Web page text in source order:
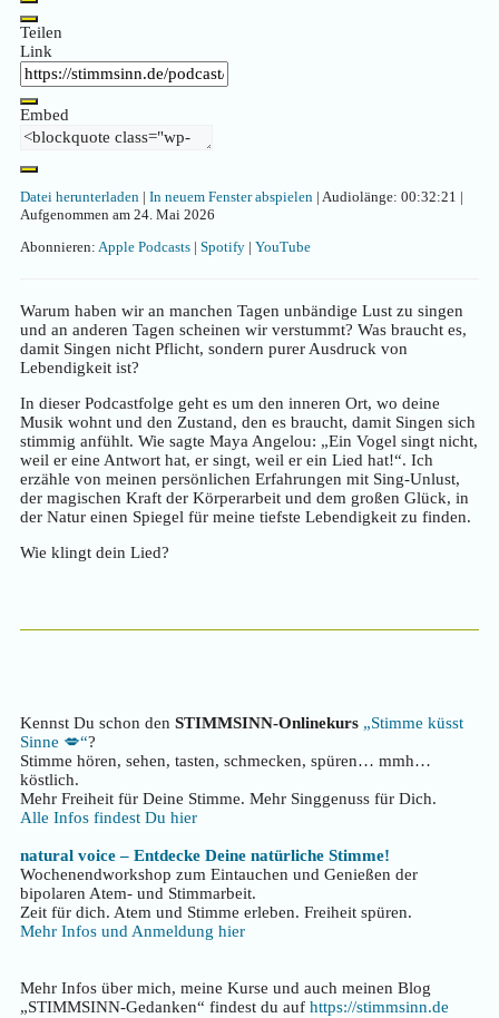
Teilen
Link
Embed
Datei herunterladen | In neuem Fenster abspielen | Audiolänge: 00:32:21 |
Aufgenommen am 24. Mai 2026
Abonnieren: Apple Podcasts | Spotify | YouTube
Warum haben wir an manchen Tagen unbändige Lust zu singen
und an anderen Tagen scheinen wir verstummt? Was braucht es,
damit Singen nicht Pflicht, sondern purer Ausdruck von
Lebendigkeit ist?
In dieser Podcastfolge geht es um den inneren Ort, wo deine
Musik wohnt und den Zustand, den es braucht, damit Singen sich
stimmig anfühlt. Wie sagte Maya Angelou: „Ein Vogel singt nicht,
weil er eine Antwort hat, er singt, weil er ein Lied hat!“. Ich
erzähle von meinen persönlichen Erfahrungen mit Sing-Unlust,
der magischen Kraft der Körperarbeit und dem großen Glück, in
der Natur einen Spiegel für meine tiefste Lebendigkeit zu finden.
Wie klingt dein Lied?
Kennst Du schon den STIMMSINN-Onlinekurs „Stimme küsst
Sinne 💋“?
Stimme hören, sehen, tasten, schmecken, spüren… mmh…
köstlich.
Mehr Freiheit für Deine Stimme. Mehr Singgenuss für Dich.
Alle Infos findest Du hier
natural voice – Entdecke Deine natürliche Stimme!
Wochenendworkshop zum Eintauchen und Genießen der
bipolaren Atem- und Stimmarbeit.
Zeit für dich. Atem und Stimme erleben. Freiheit spüren.
Mehr Infos und Anmeldung hier
Mehr Infos über mich, meine Kurse und auch meinen Blog
„STIMMSINN-Gedanken“ findest du auf https://stimmsinn.de